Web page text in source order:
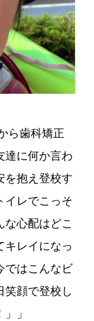
ら歯科矯正
達に何か言わ
を抱え登校す
イレでこっそ
な心配はどこ
キレイになっ
ではこんなビ
笑顔で登校し
」